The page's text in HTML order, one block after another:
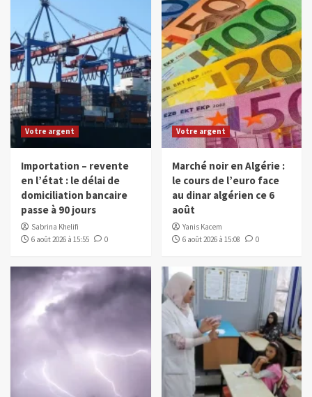
Votre argent
Importation – revente
en l’état : le délai de
domiciliation bancaire
passe à 90 jours
Sabrina Khelifi
6 août 2026 à 15:55
0
Votre argent
Marché noir en Algérie :
le cours de l’euro face
au dinar algérien ce 6
août
Yanis Kacem
6 août 2026 à 15:08
0